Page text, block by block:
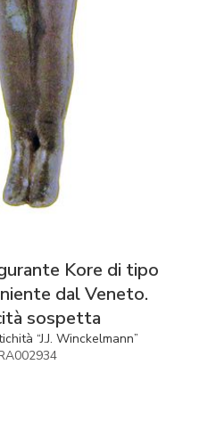
Kore di tipo
dal Veneto.
sospetta
“J.J. Winckelmann”